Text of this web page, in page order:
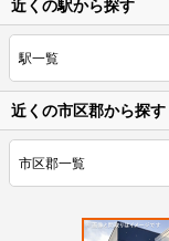
近くの駅から探す
駅一覧
近くの市区郡から探す
市区郡一覧